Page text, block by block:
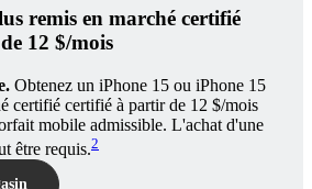
remis en marché certifié
12 $/mois
Obtenez un iPhone 15 ou iPhone 15
certifié certifié à partir de 12 $/mois
mobile admissible. L'achat d'une
être requis.2